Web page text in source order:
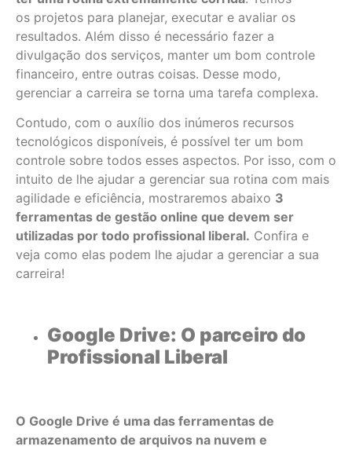
os projetos para planejar, executar e avaliar os
resultados. Além disso é necessário fazer a
divulgação dos serviços, manter um bom controle
financeiro, entre outras coisas. Desse modo,
gerenciar a carreira se torna uma tarefa complexa.
Contudo, com o auxílio dos inúmeros recursos
tecnológicos disponíveis, é possível ter um bom
controle sobre todos esses aspectos. Por isso, com o
intuito de lhe ajudar a gerenciar sua rotina com mais
agilidade e eficiência, mostraremos abaixo 3
ferramentas de gestão online que devem ser
utilizadas por todo profissional liberal. Confira e
veja como elas podem lhe ajudar a gerenciar a sua
carreira!
Google Drive: O parceiro do
Profissional Liberal
O Google Drive é uma das ferramentas de
armazenamento de arquivos na nuvem e